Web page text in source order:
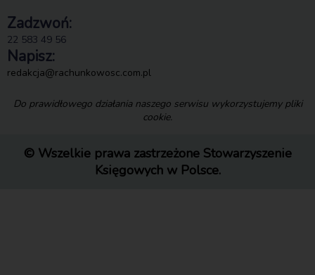
Zadzwoń:
22 583 49 56
Napisz:
redakcja@rachunkowosc.com.pl
Do prawidłowego działania naszego serwisu wykorzystujemy pliki
cookie.
© Wszelkie prawa zastrzeżone Stowarzyszenie
Księgowych w Polsce.